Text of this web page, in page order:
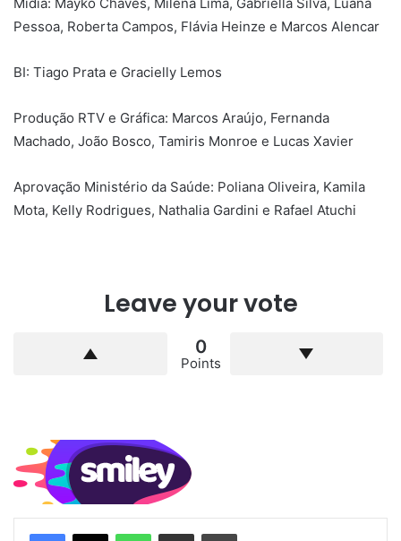
Pessoa, Roberta Campos, Flávia Heinze e Marcos Alencar
BI: Tiago Prata e Gracielly Lemos
Produção RTV e Gráfica: Marcos Araújo, Fernanda
Machado, João Bosco, Tamiris Monroe e Lucas Xavier
Aprovação Ministério da Saúde: Poliana Oliveira, Kamila
Mota, Kelly Rodrigues, Nathalia Gardini e Rafael Atuchi
Leave your vote
0
Points
WhatsApp
Compartilhar via e-mail Imprimir